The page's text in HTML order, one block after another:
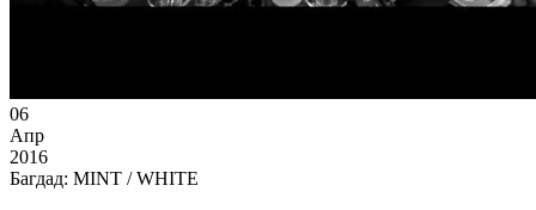
06
Апр
2016
Багдад: MINT / WHITE